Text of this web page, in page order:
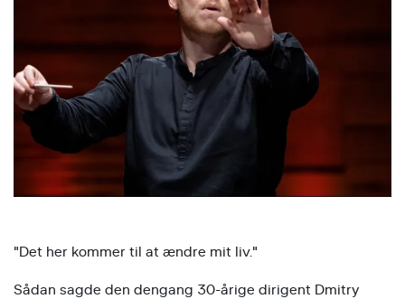
"Det her kommer til at ændre mit liv."
Sådan sagde den dengang 30-årige dirigent Dmitry